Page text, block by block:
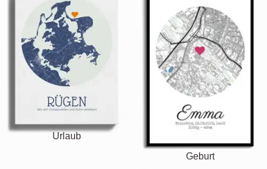
Urlaub
Geburt